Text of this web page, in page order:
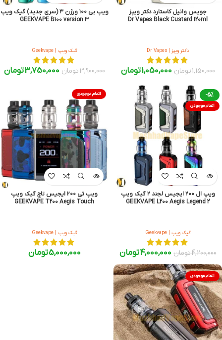
جویس وانیل کاستارد دکتر ویپز
Dr Vapes Black Custard 120ml
دکتر ویپز | Dr Vapes
1,150,000تومان 1,050,000تومان
ویپ بی ۱۰۰ ورژن ۳ (سری جدید) گیک ویپ
GEEKVAPE B100 version 3
گیک ویپ | Geekvape
3,900,000تومان 3,750,000تومان
-5%
اتمام موجودی
ویپ ال ۲۰۰ ایجیس لجند ۲ گیک ویپ
GEEKVAPE L200 Aegis Legend 2
گیک ویپ | Geekvape
4,200,000تومان 4,000,000تومان
اتمام موجودی
ویپ تی ۲۰۰ ایجیس تاچ گیک ویپ
GEEKVAPE T200 Aegis Touch
گیک ویپ | Geekvape
5,000,000تومان
اتمام موجودی